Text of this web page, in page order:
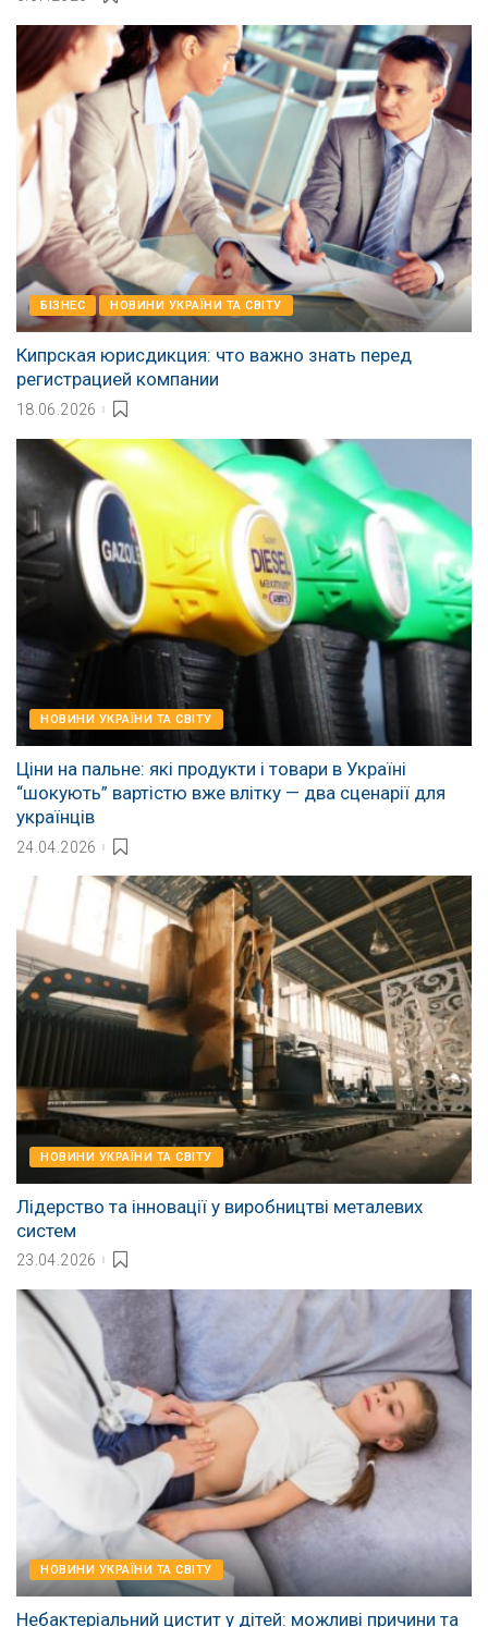
БІЗНЕС НОВИНИ УКРАЇНИ ТА СВІТУ
Кипрская юрисдикция: что важно знать перед
регистрацией компании
18.06.2026
НОВИНИ УКРАЇНИ ТА СВІТУ
Ціни на пальне: які продукти і товари в Україні
“шокують” вартістю вже влітку — два сценарії для
українців
24.04.2026
НОВИНИ УКРАЇНИ ТА СВІТУ
Лідерство та інновації у виробництві металевих
систем
23.04.2026
НОВИНИ УКРАЇНИ ТА СВІТУ
Небактеріальний цистит у дітей: можливі причини та